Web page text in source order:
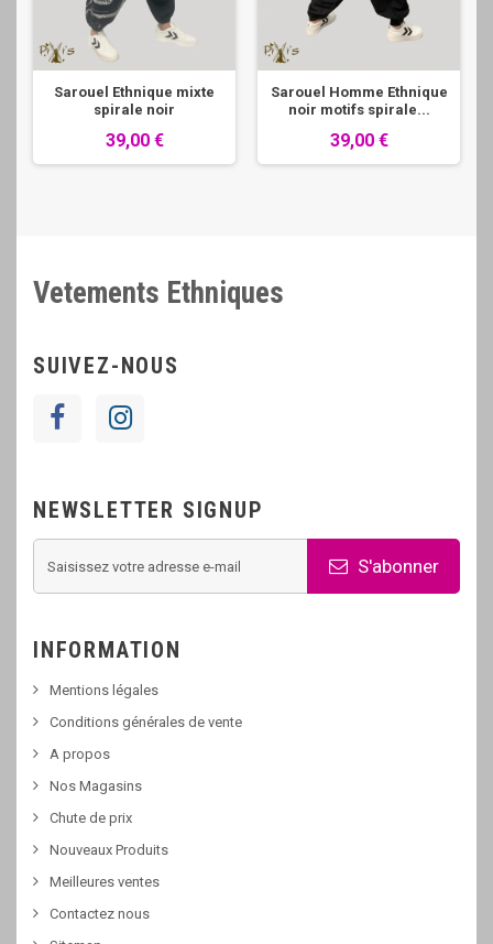
Sarouel Ethnique mixte
spirale noir
39,00 €
Sarouel Homme Ethnique
noir motifs spirale...
39,00 €
Vetements Ethniques
SUIVEZ-NOUS
NEWSLETTER SIGNUP
S'abonner
INFORMATION
Mentions légales
Conditions générales de vente
A propos
Nos Magasins
Chute de prix
Nouveaux Produits
Meilleures ventes
Contactez nous